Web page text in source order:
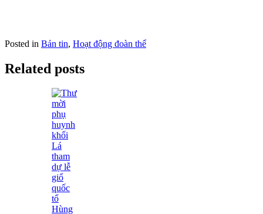
Posted in Bản tin, Hoạt động đoàn thể
Related posts